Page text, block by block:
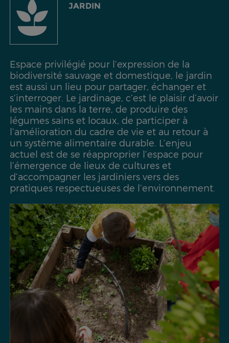
JARDIN
Espace privilégié pour l’expression de la
biodiversité sauvage et domestique, le jardin
est aussi un lieu pour partager, échanger et
s’interroger. Le jardinage, c’est le plaisir d’avoir
les mains dans la terre, de produire des
légumes sains et locaux, de participer à
l’amélioration du cadre de vie et au retour à
un système alimentaire durable. L’enjeu
actuel est de se réapproprier l’espace pour
l’émergence de lieux de cultures et
d’accompagner les jardiniers vers des
pratiques respectueuses de l’environnement.